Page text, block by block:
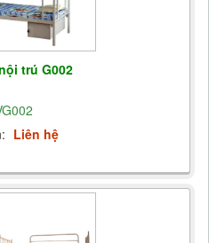
trú G002
Liên hệ